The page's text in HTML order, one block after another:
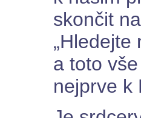
skončit
a toto
nejprve k